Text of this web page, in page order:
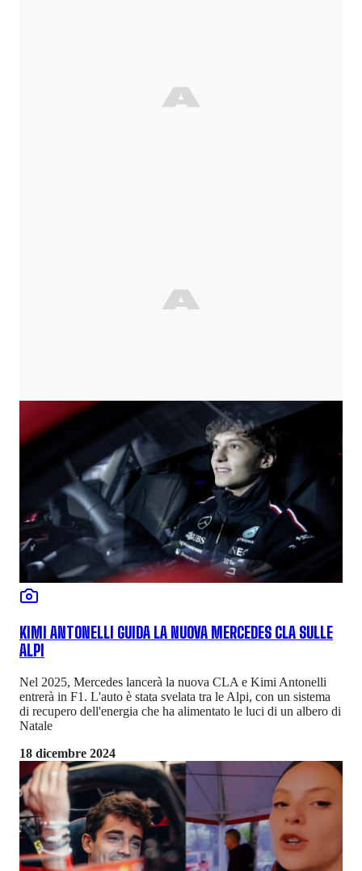
KIMI ANTONELLI GUIDA LA NUOVA MERCEDES CLA SULLE
ALPI
Nel 2025, Mercedes lancerà la nuova CLA e Kimi Antonelli
entrerà in F1. L'auto è stata svelata tra le Alpi, con un sistema
di recupero dell'energia che ha alimentato le luci di un albero di
Natale
18 dicembre 2024